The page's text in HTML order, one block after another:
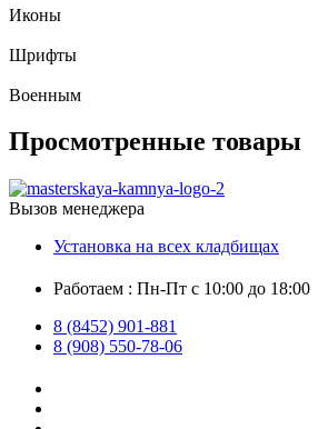
Иконы
Шрифты
Военным
Просмотренные товары
Вызов менеджера
Установка на всех кладбищах
Работаем : Пн-Пт с 10:00 до 18:00
8 (8452) 901-881
8 (908) 550-78-06